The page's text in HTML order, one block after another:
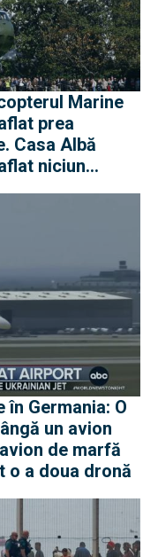
Marine
prea
Casa Albă
niciun
Germania: O
un avion
de marfă
o a doua dronă